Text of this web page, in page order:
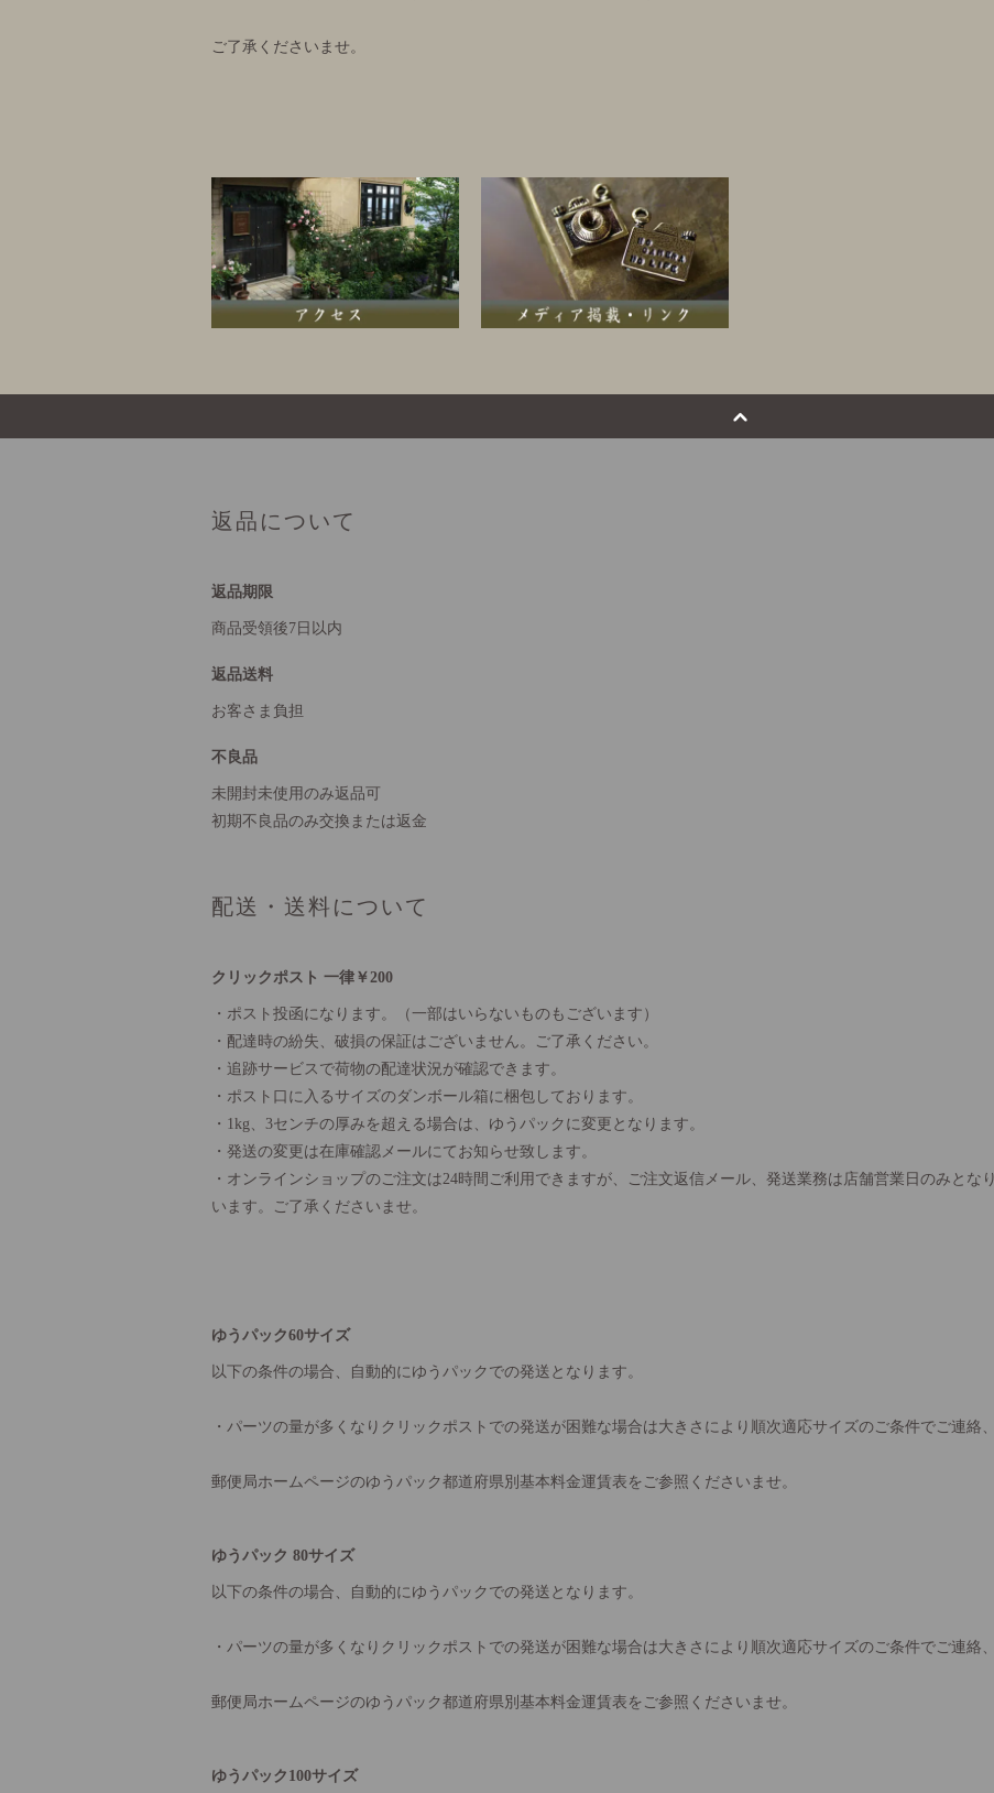
ご了承くださいませ。
返品について
返品期限
商品受領後7日以内
返品送料
お客さま負担
不良品
未開封未使用のみ返品可
初期不良品のみ交換または返金
配送・送料について
クリックポスト 一律￥200
・ポスト投函になります。（一部はいらないものもございます）
・配達時の紛失、破損の保証はございません。ご了承ください。
・追跡サービスで荷物の配達状況が確認できます。
・ポスト口に入るサイズのダンボール箱に梱包しております。
・1kg、3センチの厚みを超える場合は、ゆうパックに変更となります。
・発送の変更は在庫確認メールにてお知らせ致します。
・オンラインショップのご注文は24時間ご利用できますが、ご注文返信メール、発送業務は店舗営業日のみとな
います。ご了承くださいませ。
ゆうパック60サイズ
以下の条件の場合、自動的にゆうパックでの発送となります。
・パーツの量が多くなりクリックポストでの発送が困難な場合は大きさにより順次適応サイズのご条件でご連絡
郵便局ホームページのゆうパック都道府県別基本料金運賃表をご参照くださいませ。
ゆうパック 80サイズ
以下の条件の場合、自動的にゆうパックでの発送となります。
・パーツの量が多くなりクリックポストでの発送が困難な場合は大きさにより順次適応サイズのご条件でご連絡
郵便局ホームページのゆうパック都道府県別基本料金運賃表をご参照くださいませ。
ゆうパック100サイズ